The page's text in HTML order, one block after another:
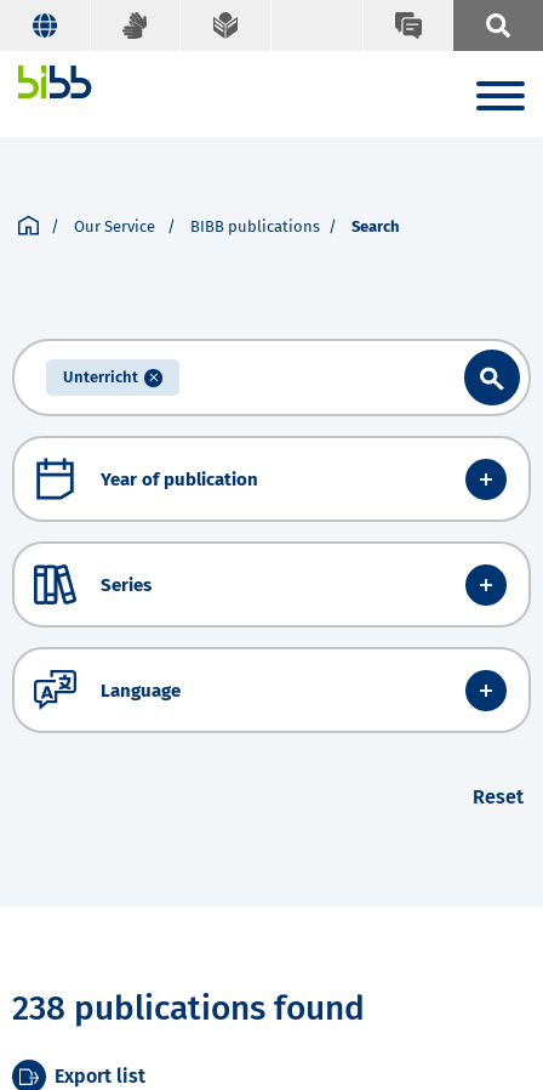
Our Service BIBB publications Search
Unterricht
Year of publication
Series
Language
Reset
238 publications found
Export list